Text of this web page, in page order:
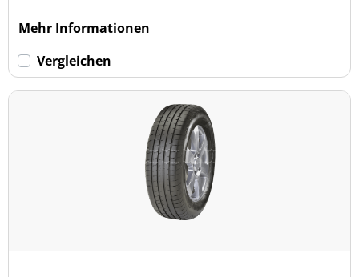
Mehr Informationen
Vergleichen